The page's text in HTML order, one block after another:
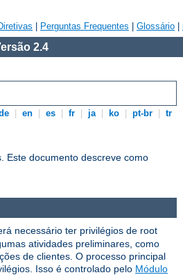
Perguntas Frequentes Glossário
2.4
en es fr ja ko pt-br tr
Este documento descreve como
necessário ter privilégios de root
atividades preliminares, como
de clientes. O processo principal
Isso é controlado pelo Módulo